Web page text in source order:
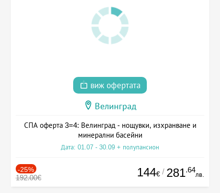
виж офертата
Велинград
СПА оферта 3=4: Велинград - нощувки, изхранване и
минерални басейни
Дата: 01.07 - 30.09 + полупансион
-25%
192.00€ 144€ / 281.64
лв.